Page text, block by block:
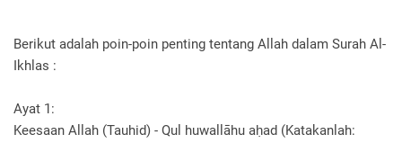
Berikut adalah poin-poin penting tentang Allah dalam Surah Al-
Ikhlas :
Ayat 1:
Keesaan Allah (Tauhid) - Qul huwallāhu aḥad (Katakanlah: